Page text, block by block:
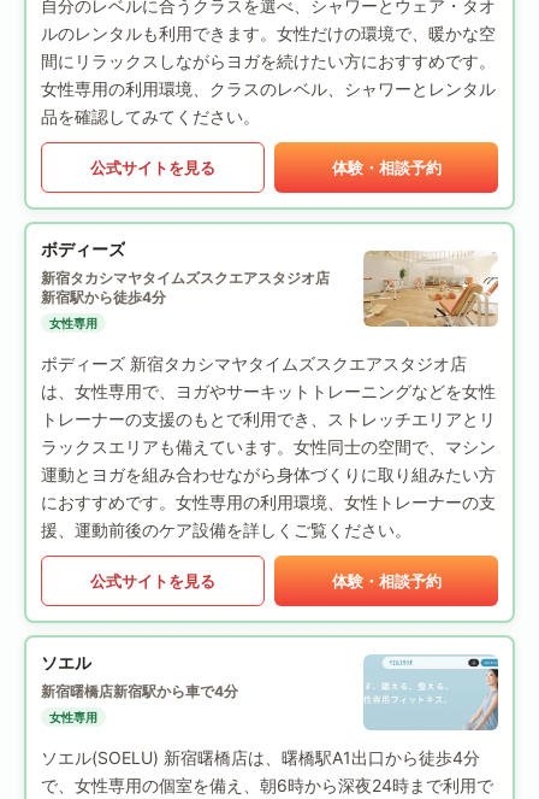
自分のレベルに合うクラスを選べ、シャワーとウェア・タオ
ルのレンタルも利用できます。女性だけの環境で、暖かな空
間にリラックスしながらヨガを続けたい方におすすめです。
女性専用の利用環境、クラスのレベル、シャワーとレンタル
品を確認してみてください。
公式サイトを見る 体験・相談予約
ボディーズ
新宿タカシマヤタイムズスクエアスタジオ店
新宿駅から徒歩4分
女性専用
ボディーズ 新宿タカシマヤタイムズスクエアスタジオ店
は、女性専用で、ヨガやサーキットトレーニングなどを女性
トレーナーの支援のもとで利用でき、ストレッチエリアとリ
ラックスエリアも備えています。女性同士の空間で、マシン
運動とヨガを組み合わせながら身体づくりに取り組みたい方
におすすめです。女性専用の利用環境、女性トレーナーの支
援、運動前後のケア設備を詳しくご覧ください。
公式サイトを見る 体験・相談予約
ソエル
新宿曙橋店新宿駅から車で4分
女性専用
ソエル(SOELU) 新宿曙橋店は、曙橋駅A1出口から徒歩4分
で、女性専用の個室を備え、朝6時から深夜24時まで利用で